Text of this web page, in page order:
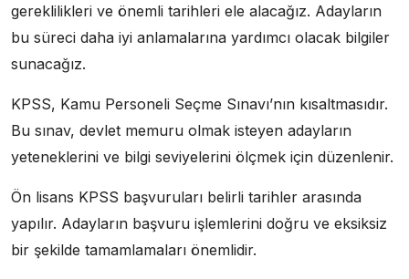
gereklilikleri ve önemli tarihleri ele alacağız. Adayların
bu süreci daha iyi anlamalarına yardımcı olacak bilgiler
sunacağız.
KPSS, Kamu Personeli Seçme Sınavı’nın kısaltmasıdır.
Bu sınav, devlet memuru olmak isteyen adayların
yeteneklerini ve bilgi seviyelerini ölçmek için düzenlenir.
Ön lisans KPSS başvuruları belirli tarihler arasında
yapılır. Adayların başvuru işlemlerini doğru ve eksiksiz
bir şekilde tamamlamaları önemlidir.